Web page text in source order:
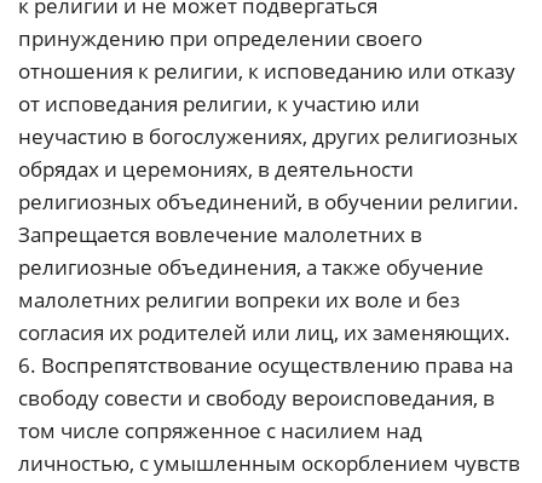
принуждению при определении своего
отношения к религии, к исповеданию или отказу
от исповедания религии, к участию или
неучастию в богослужениях, других религиозных
обрядах и церемониях, в деятельности
религиозных объединений, в обучении религии.
Запрещается вовлечение малолетних в
религиозные объединения, а также обучение
малолетних религии вопреки их воле и без
согласия их родителей или лиц, их заменяющих.
6. Воспрепятствование осуществлению права на
свободу совести и свободу вероисповедания, в
том числе сопряженное с насилием над
личностью, с умышленным оскорблением чувств